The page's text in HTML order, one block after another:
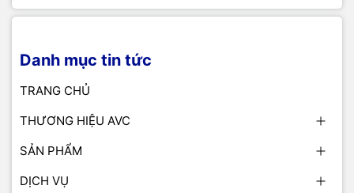
Danh mục tin tức
TRANG CHỦ
THƯƠNG HIỆU AVC
SẢN PHẨM
DỊCH VỤ